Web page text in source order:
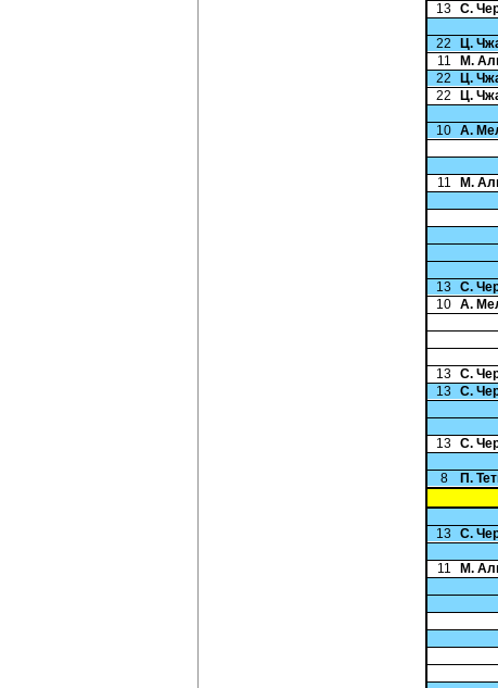
13 С.
22
Ц.
11
М.
22
Ц.
22
Ц.
10 А.
11
М.
13 С.
10 А.
13 С.
13 С.
13 С.
8
П.
13 С.
11
М.